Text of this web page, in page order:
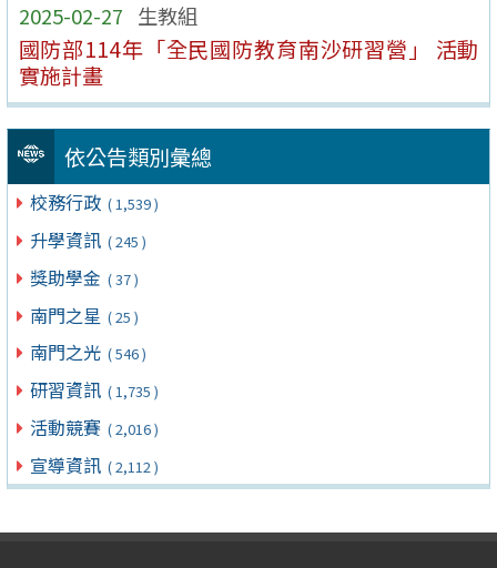
2025-02-27 生教組
國防部114年「全民國防教育南沙研習營」 活動
實施計畫
依公告類別彙總
校務行政 ( 1,539 )
升學資訊 ( 245 )
獎助學金 ( 37 )
南門之星 ( 25 )
南門之光 ( 546 )
研習資訊 ( 1,735 )
活動競賽 ( 2,016 )
宣導資訊 ( 2,112 )